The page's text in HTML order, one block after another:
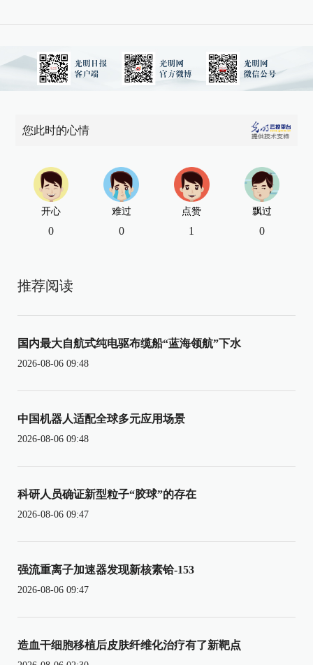
您此时的心情
开心
0
难过
0
点赞
1
飘过
0
推荐阅读
国内最大自航式纯电驱布缆船“蓝海领航”下水
2026-08-06 09:48
中国机器人适配全球多元应用场景
2026-08-06 09:48
科研人员确证新型粒子“胶球”的存在
2026-08-06 09:47
强流重离子加速器发现新核素铪-153
2026-08-06 09:47
造血干细胞移植后皮肤纤维化治疗有了新靶点